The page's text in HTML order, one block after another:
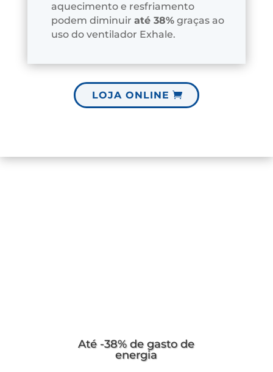
aquecimento e resfriamento
podem diminuir até 38%graças ao
uso do ventilador Exhale.
LOJA ONLINE
Até -38% de gasto de
energia